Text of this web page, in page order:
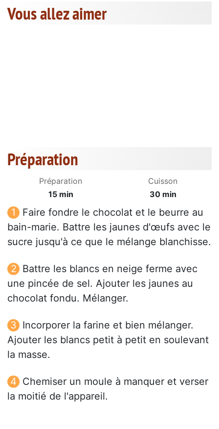
Vous allez aimer
Préparation
Préparation
15 min
Cuisson
30 min
Faire fondre le chocolat et le beurre au
bain-marie. Battre les jaunes d'œufs avec le
sucre jusqu'à ce que le mélange blanchisse.
Battre les blancs en neige ferme avec
une pincée de sel. Ajouter les jaunes au
chocolat fondu. Mélanger.
Incorporer la farine et bien mélanger.
Ajouter les blancs petit à petit en soulevant
la masse.
Chemiser un moule à manquer et verser
la moitié de l'appareil.